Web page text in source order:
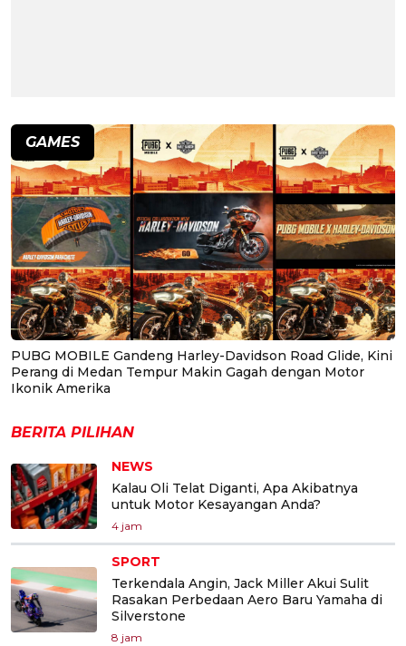
GAMES
PUBG MOBILE Gandeng Harley-Davidson Road Glide, Kini
Perang di Medan Tempur Makin Gagah dengan Motor
Ikonik Amerika
BERITA PILIHAN
NEWS
Kalau Oli Telat Diganti, Apa Akibatnya
untuk Motor Kesayangan Anda?
4 jam
SPORT
Terkendala Angin, Jack Miller Akui Sulit
Rasakan Perbedaan Aero Baru Yamaha di
Silverstone
8 jam